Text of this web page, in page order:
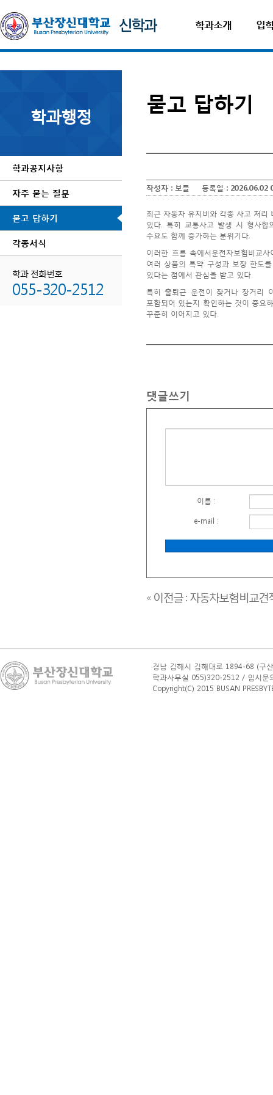
학과소개 입
학과행정
학과공지사항
자주 묻는 질문
묻고 답하기
각종서식
학과 전화번호
055-320-2512
묻고 답하기
작성자 : 보플 등록일 : 2026.06.02
최근 자동차 유지비와 각종 사고 처리
있다. 특히 교통사고 발생 시 형사합
수요도 함께 증가하는 분위기다.
이러한 흐름 속에서운전자보험비교사
여러 상품의 특약 구성과 보장 한도
있다는 점에서 관심을 받고 있다.
특히 출퇴근 운전이 잦거나 장거리
포함되어 있는지 확인하는 것이 중요
꾸준히 이어지고 있다.
댓글쓰기
이름 :
e-mail :
« 이전글 : 자동차보험비교견
경남 김해시 김해대로 1894-68 (구
학과사무실 055)320-2512 / 입시
Copyright(C) 2015 BUSAN